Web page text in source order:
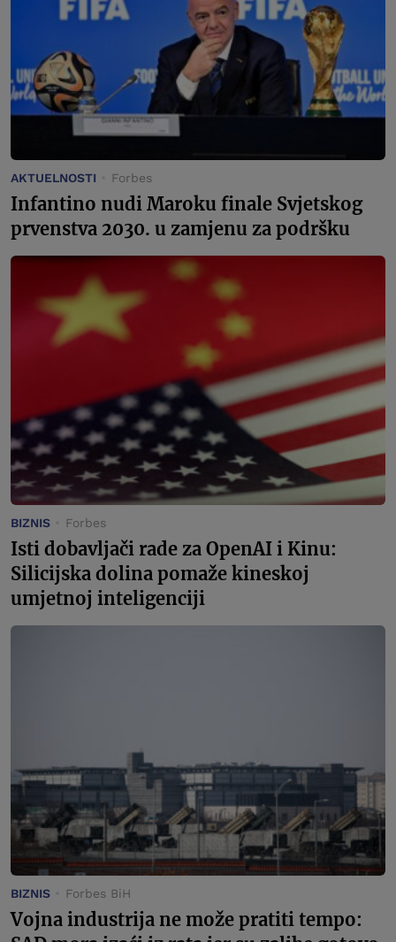
AKTUELNOSTI Forbes
Infantino nudi Maroku finale Svjetskog
prvenstva 2030. u zamjenu za podršku
BIZNIS Forbes
Isti dobavljači rade za OpenAI i Kinu:
Silicijska dolina pomaže kineskoj
umjetnoj inteligenciji
BIZNIS Forbes BiH
Vojna industrija ne može pratiti tempo: